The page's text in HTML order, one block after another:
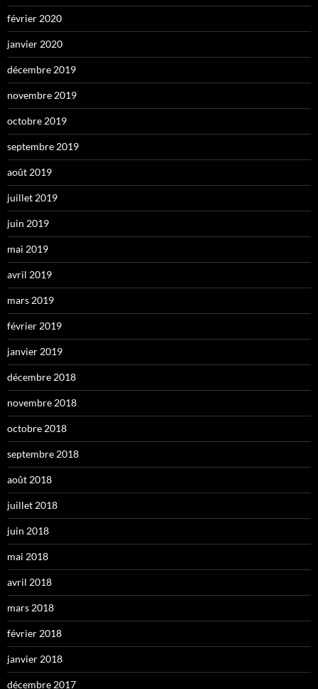
février 2020
janvier 2020
décembre 2019
novembre 2019
octobre 2019
septembre 2019
août 2019
juillet 2019
juin 2019
mai 2019
avril 2019
mars 2019
février 2019
janvier 2019
décembre 2018
novembre 2018
octobre 2018
septembre 2018
août 2018
juillet 2018
juin 2018
mai 2018
avril 2018
mars 2018
février 2018
janvier 2018
décembre 2017